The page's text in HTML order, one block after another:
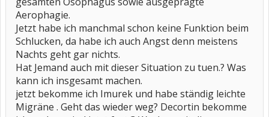
Aerophagie.
Jetzt habe ich manchmal schon keine Funktion beim
Schlucken, da habe ich auch Angst denn meistens
Nachts geht gar nichts.
Hat Jemand auch mit dieser Situation zu tuen.? Was
kann ich insgesamt machen.
jetzt bekomme ich Imurek und habe ständig leichte
Migräne . Geht das wieder weg? Decortin bekomme